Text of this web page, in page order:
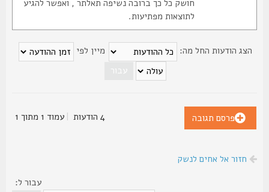
חושק כל כך ברובה נשיפה תאלתר , ואפשר להגיע
לתוצאות מפתיעות.
הודעות החל מה: מיין לפי
פרסם תגובה |עמוד1מתוך1
חזור אל אחים לנשק
עבור ל: